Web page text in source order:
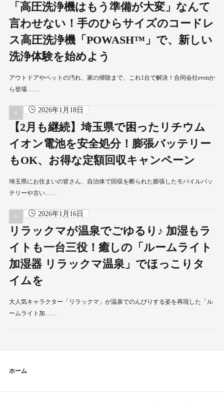
「高圧洗浄機はもう準備が大変」なんて
言わせない！手のひらサイズのコードレ
ス高圧洗浄機「POWASH™」で、新しい
洗浄体験を始めよう
アウトドアやペットの汚れ、家の掃除まで、これ1台で解決！合同会社evenか
ら登場……
2026年1月18日
【2月も継続】埼玉県で困ったリチウム
イオン電池を安全処分！膨張バッテリー
もOK、お得な定額回収キャンペーン
埼玉県にお住まいの皆さん、自治体で回収を断られた膨張したモバイルバッ
テリーや古い……
2026年1月16日
リラックマが温泉でごゆるり♪ 加湿もラ
イトも一台三役！癒しの「ルームライト
加湿器 リラックマ温泉」でほっこりタ
イムを
大人気キャラクター「リラックマ」が温泉でのんびりする姿を再現した「ル
ームライト加……
ホーム